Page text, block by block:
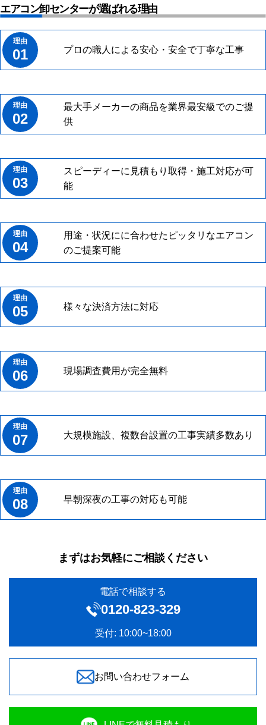
エアコン卸センターが選ばれる理由
01 プロの職人による安心・安全で丁寧な工事
02
最大手メーカーの商品を業界最安級でのご提
供
03
スピーディーに見積もり取得・施工対応が可
能
04
用途・状況にに合わせたピッタリなエアコン
のご提案可能
05 様々な決済方法に対応
06 現場調査費用が完全無料
07 大規模施設、複数台設置の工事実績多数あり
08 早朝深夜の工事の対応も可能
まずはお気軽にご相談ください
電話で相談する
0120‐823-329
受付: 10:00~18:00
お問い合わせフォーム